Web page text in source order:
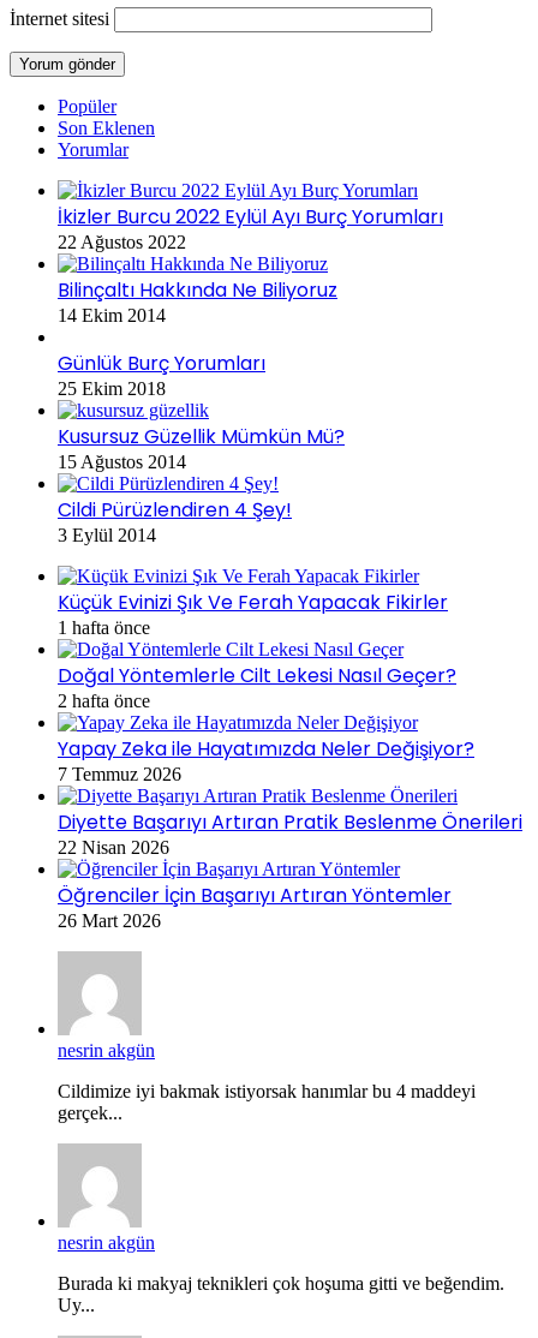
İnternet sitesi
Popüler
Son Eklenen
Yorumlar
İkizler Burcu 2022 Eylül Ayı Burç Yorumları
22 Ağustos 2022
Bilinçaltı Hakkında Ne Biliyoruz
14 Ekim 2014
Günlük Burç Yorumları
25 Ekim 2018
Kusursuz Güzellik Mümkün Mü?
15 Ağustos 2014
Cildi Pürüzlendiren 4 Şey!
3 Eylül 2014
Küçük Evinizi Şık Ve Ferah Yapacak Fikirler
1 hafta önce
Doğal Yöntemlerle Cilt Lekesi Nasıl Geçer?
2 hafta önce
Yapay Zeka ile Hayatımızda Neler Değişiyor?
7 Temmuz 2026
Diyette Başarıyı Artıran Pratik Beslenme Önerileri
22 Nisan 2026
Öğrenciler İçin Başarıyı Artıran Yöntemler
26 Mart 2026
nesrin akgün
Cildimize iyi bakmak istiyorsak hanımlar bu 4 maddeyi
gerçek...
nesrin akgün
Burada ki makyaj teknikleri çok hoşuma gitti ve beğendim.
Uy...